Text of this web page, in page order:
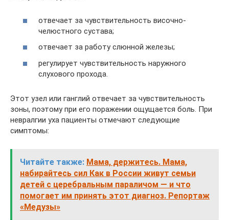
отвечает за чувствительность височно-
челюстного сустава;
отвечает за работу слюнной железы;
регулирует чувствительность наружного
слухового прохода.
Этот узел или ганглий отвечает за чувствительность
зоны, поэтому при его поражении ощущается боль. При
невралгии уха пациенты отмечают следующие
симптомы:
Читайте также: Мама, держитесь. Мама,
набирайтесь сил Как в России живут семьи
детей с церебральным параличом — и что
помогает им принять этот диагноз. Репортаж
«Медузы»